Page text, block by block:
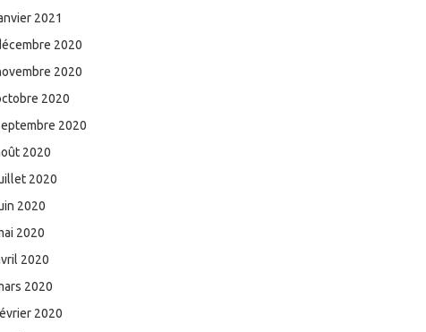
2021
2020
2020
2020
2020
2020
2020
2020
2020
2020
2020
2020